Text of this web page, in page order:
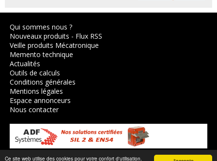
Ce site web utilise des cookies pour votre confort d'utilisation.
Qui sommes nous ?
Nouveaux produits - Flux RSS
Veille produits Mécatronique
Memento technique
Actualités
Outils de calculs
Conditions générales
Mentions légales
Espace annonceurs
Nous contacter